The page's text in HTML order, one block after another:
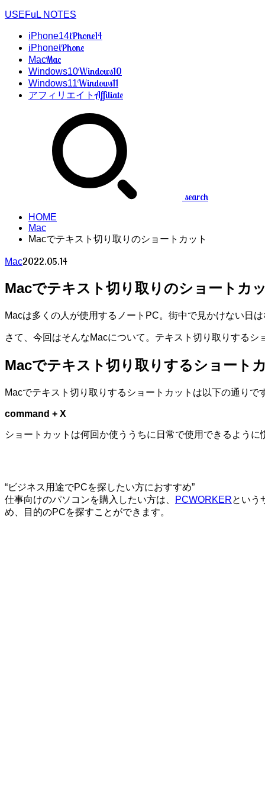
USEFuL NOTES
iPhone14iPhone14
iPhoneiPhone
MacMac
Windows10Windows10
Windows11Windows11
アフィリエイトAffiliate
search
HOME
Mac
Macでテキスト切り取りのショートカット
Mac2022.05.14
Macでテキスト切り取りのショートカ
Macは多くの人が使用するノートPC。街中で見かけない日
さて、今回はそんなMacについて。テキスト切り取りするシ
Macでテキスト切り取りするショート
Macでテキスト切り取りするショートカットは以下の通りで
command + X
ショートカットは何回か使ううちに日常で使用できるよう
“ビジネス用途でPCを探したい方におすすめ”
仕事向けのパソコンを購入したい方は、
PCWORKERという
め、目的のPCを探すことができます。